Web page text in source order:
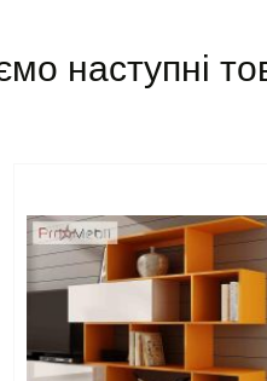
наступні